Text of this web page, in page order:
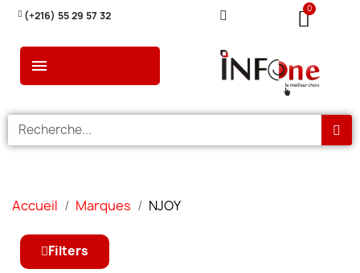
(+216) 55 29 57 32
Accueil Marques NJOY
Filters